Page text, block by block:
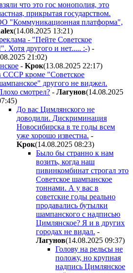
что это гос монополия, это
прикрытая государством.
"Коммуникационная платформа",
(14.08.2025 13:21)
- "Пейте Советское
Хотя другого и нет..... :-) -
21:02)
- Kpoк(13.08.2025 22:17)
СССР кроме "Советское
другого не виджел.
смотрел? - Лaгyнoв(14.08.2025
)
До вас Цимлянского не
доводили. Дискриминация
Новосибирска в те годы всем
уже хорошо известна. -
Kpoк(14.08.2025 08:23)
Было бы странно к нам
возить, когда наш
пивинкомбинат строгал это
Советское шампанское
тоннами. А у вас в
советские годы реально
продавались бутылки
шампанского с надписью
Цимлянское? Я и в других
городах не видал. -
Лaгyнoв(14.08.2025 09:37)
Голову на рельсы не
положу, но крупная
надпись Цимлянское